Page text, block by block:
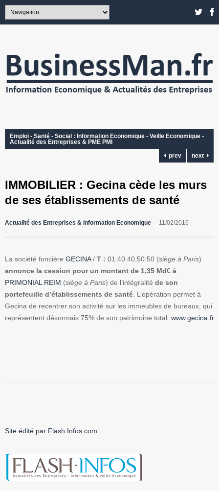
Emploi - Santé - Social : Information Economique - Veille Economique -
Actualité des Entreprises & PME PMI
prev
next
IMMOBILIER : Gecina cède les murs
de ses établissements de santé
Actualité des Entreprises & Information Economique 11/02/2016
La société foncière GECINA/ T : 01.40.40.50.50 (siège à Paris)
annonce la cession pour un montant de 1,35 Md€ à
PRIMONIAL REIM (siège à Paris) de l’intégralité de son
portefeuille d’établissements de santé. L’opération permet à
Gecina de recentrer son activité sur les immeubles de bureaux, qui
représentent désormais 75% de son patrimoine total. www.gecina.fr
Site édité par Flash Infos.com